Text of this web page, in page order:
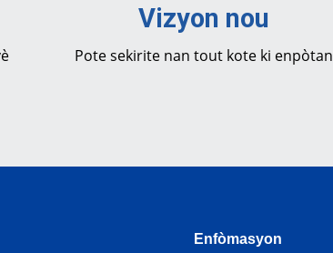
Vizyon nou
Pote sekirite nan tout kote ki enpòtan
Enfòmasyon